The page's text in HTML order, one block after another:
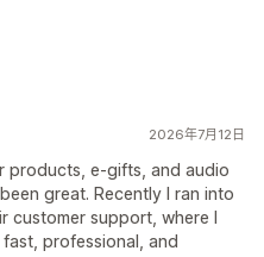
2026年7月12日
products, e-gifts, and audio
great. Recently I ran into
support, where I
professional, and